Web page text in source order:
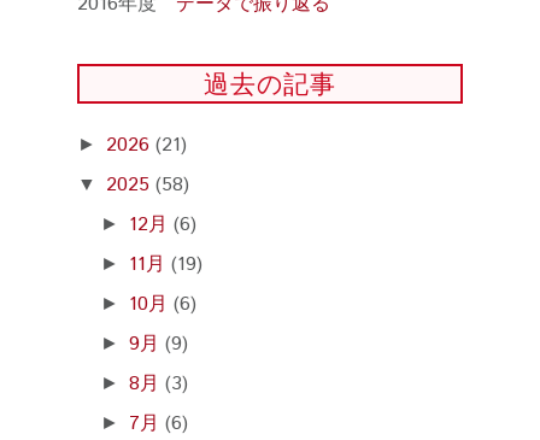
過去の記事
► 2026 (21)
▼ 2025 (58)
► 12月(6)
► 11月(19)
► 10月(6)
►9月(9)
►8月(3)
► 7月(6)